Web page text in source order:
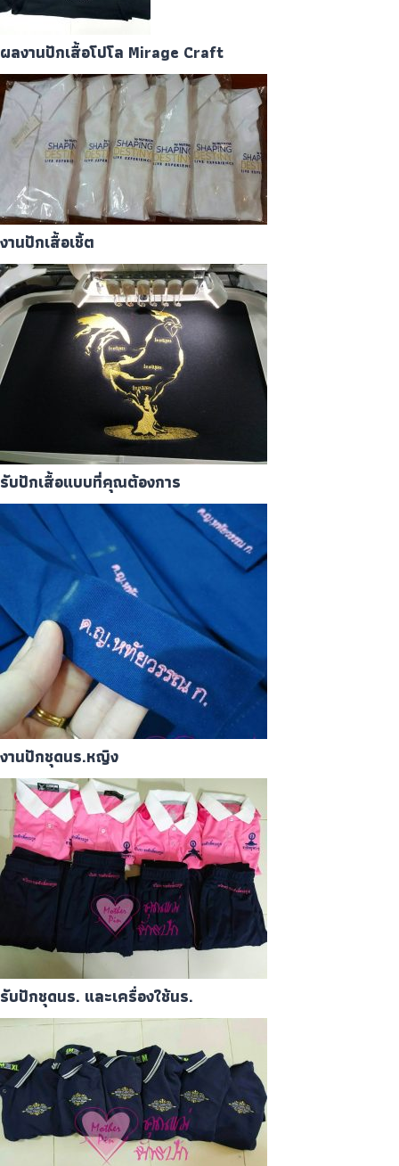
ผลงานปักเสื้อโปโล Mirage Craft
งานปักเสื้อเชิ้ต
รับปักเสื้อแบบที่คุณต้องการ
งานปักชุดนร.หญิง
รับปักชุดนร. และเครื่องใช้นร.